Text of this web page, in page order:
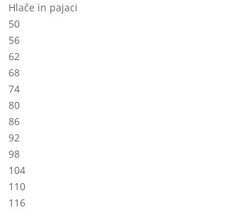
Hlače in pajaci
50
56
62
68
74
80
86
92
98
104
110
116